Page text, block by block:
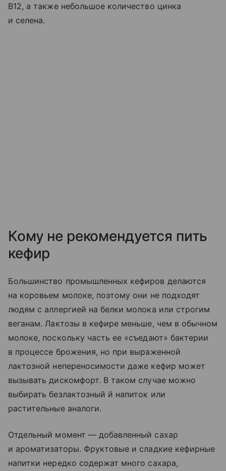
B12, а также небольшое количество цинка
и селена.
Кому не рекомендуется пить
кефир
Большинство промышленных кефиров делаются
на коровьем молоке, поэтому они не подходят
людям с аллергией на белки молока или строгим
веганам. Лактозы в кефире меньше, чем в обычном
молоке, поскольку часть ее «съедают» бактерии
в процессе брожения, но при выраженной
лактозной непереносимости даже кефир может
вызывать дискомфорт. В таком случае можно
выбирать безлактозный й напиток или
растительные аналоги.
Отдельный момент — добавленный сахар
и ароматизаторы. Фруктовые и сладкие кефирные
напитки нередко содержат много сахара,